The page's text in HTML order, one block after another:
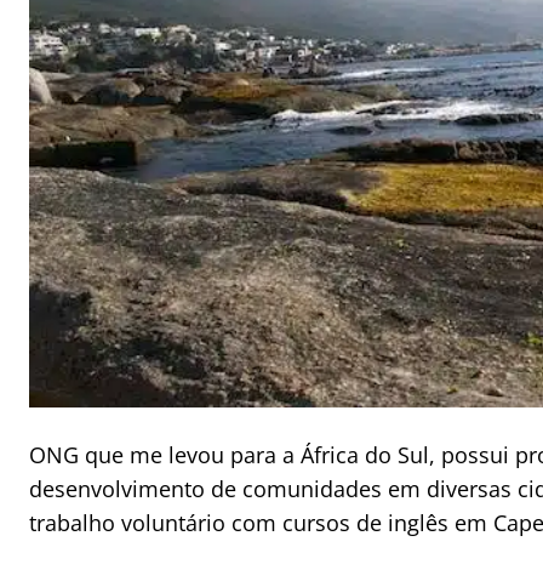
ONG que me levou para a África do Sul, possui
desenvolvimento de comunidades em diversas
trabalho voluntário com cursos de inglês em